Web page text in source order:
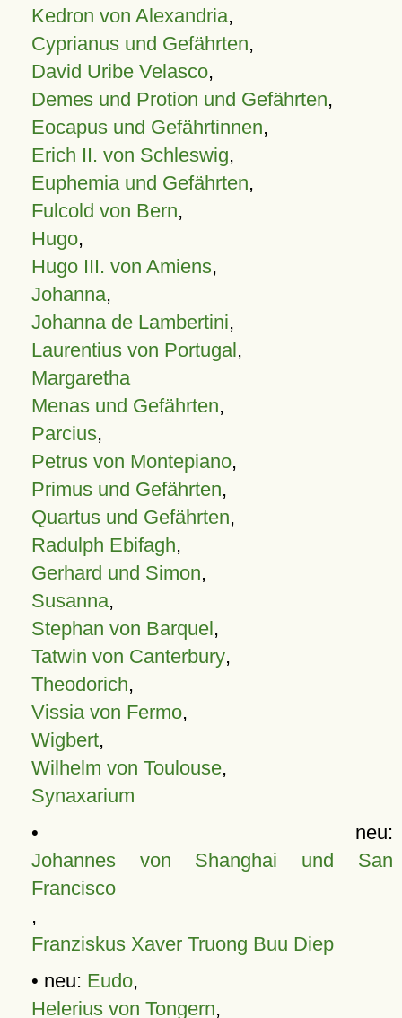
Kedron von Alexandria,
Cyprianus und Gefährten,
David Uribe Velasco,
Demes und Protion und Gefährten,
Eocapus und Gefährtinnen,
Erich II. von Schleswig,
Euphemia und Gefährten,
Fulcold von Bern,
Hugo,
Hugo III. von Amiens,
Johanna,
Johanna de Lambertini,
Laurentius von Portugal,
Margaretha
Menas und Gefährten,
Parcius,
Petrus von Montepiano,
Primus und Gefährten,
Quartus und Gefährten,
Radulph Ebifagh,
Gerhard und Simon,
Susanna,
Stephan von Barquel,
Tatwin von Canterbury,
Theodorich,
Vissia von Fermo,
Wigbert,
Wilhelm von Toulouse,
Synaxarium
• neu:
Johannes von Shanghai und San
Francisco
,
Franziskus Xaver Truong Buu Diep
• neu: Eudo,
Helerius von Tongern,